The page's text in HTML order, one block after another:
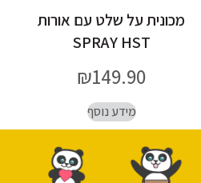
מכונית על שלט עם אורות
SPRAY HST
₪149.90
מידע נוסף